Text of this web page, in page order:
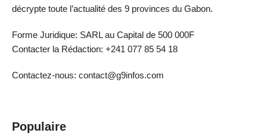
décrypte toute l’actualité des 9 provinces du Gabon.
Forme Juridique: SARL au Capital de 500 000F
Contacter la Rédaction: +241 077 85 54 18
Contactez-nous: contact@g9infos.com
Populaire